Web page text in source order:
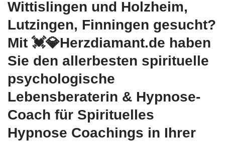
Wittislingen und Holzheim,
Lutzingen, Finningen gesucht?
Mit 💓️💎Herzdiamant.de haben
Sie den allerbesten spirituelle
psychologische
Lebensberaterin & Hypnose-
Coach für Spirituelles
Hypnose Coachings in Ihrer